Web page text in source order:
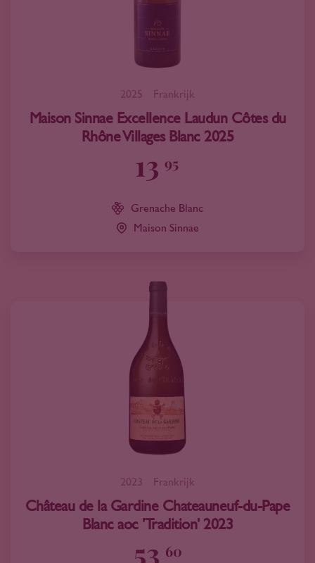
2025 Frankrijk
Maison Sinnae Excellence Laudun Côtes du
Rhône Villages Blanc 2025
13 95
Grenache Blanc
Maison Sinnae
2023 Frankrijk
Château de la Gardine Chateauneuf-du-Pape
Blanc aoc 'Tradition' 2023
53 60